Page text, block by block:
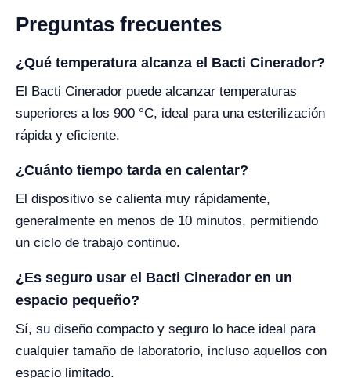
Preguntas frecuentes
¿Qué temperatura alcanza el Bacti Cinerador?
El Bacti Cinerador puede alcanzar temperaturas
superiores a los 900 °C, ideal para una esterilización
rápida y eficiente.
¿Cuánto tiempo tarda en calentar?
El dispositivo se calienta muy rápidamente,
generalmente en menos de 10 minutos, permitiendo
un ciclo de trabajo continuo.
¿Es seguro usar el Bacti Cinerador en un
espacio pequeño?
Sí, su diseño compacto y seguro lo hace ideal para
cualquier tamaño de laboratorio, incluso aquellos con
espacio limitado.